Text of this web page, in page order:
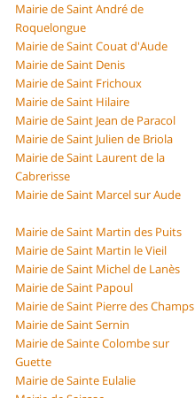
Mairie de Saint André de
Roquelongue
Mairie de Saint Couat d'Aude
Mairie de Saint Denis
Mairie de Saint Frichoux
Mairie de Saint Hilaire
Mairie de Saint Jean de Paracol
Mairie de Saint Julien de Briola
Mairie de Saint Laurent de la
Cabrerisse
Mairie de Saint Marcel sur Aude
Mairie de Saint Martin des Puits
Mairie de Saint Martin le Vieil
Mairie de Saint Michel de Lanès
Mairie de Saint Papoul
Mairie de Saint Pierre des Champs
Mairie de Saint Sernin
Mairie de Sainte Colombe sur
Guette
Mairie de Sainte Eulalie